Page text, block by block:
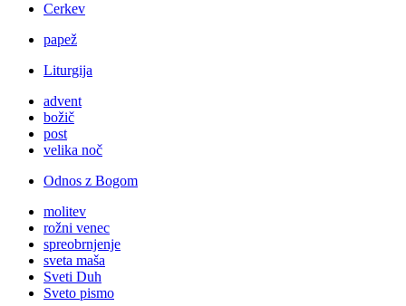
Cerkev
papež
Liturgija
advent
božič
post
velika noč
Odnos z Bogom
molitev
rožni venec
spreobrnjenje
sveta maša
Sveti Duh
Sveto pismo